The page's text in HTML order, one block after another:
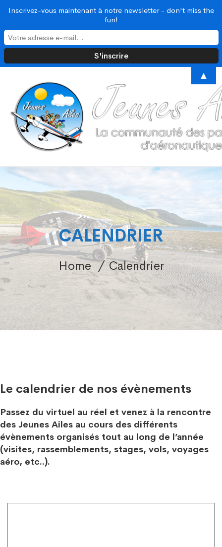
CALENDRIER
Home Calendrier
Calendrier
Le calendrier de nos évènements
Passez du virtuel au réel et venez à la rencontre
des Jeunes Ailes au cours des différents
évènements organisés tout au long de l’année
(visites, rassemblements, stages, vols, voyages
aéro, etc..).
Inscrivez-vous maintenant à notre newsletter - don't miss the
fun!
▲